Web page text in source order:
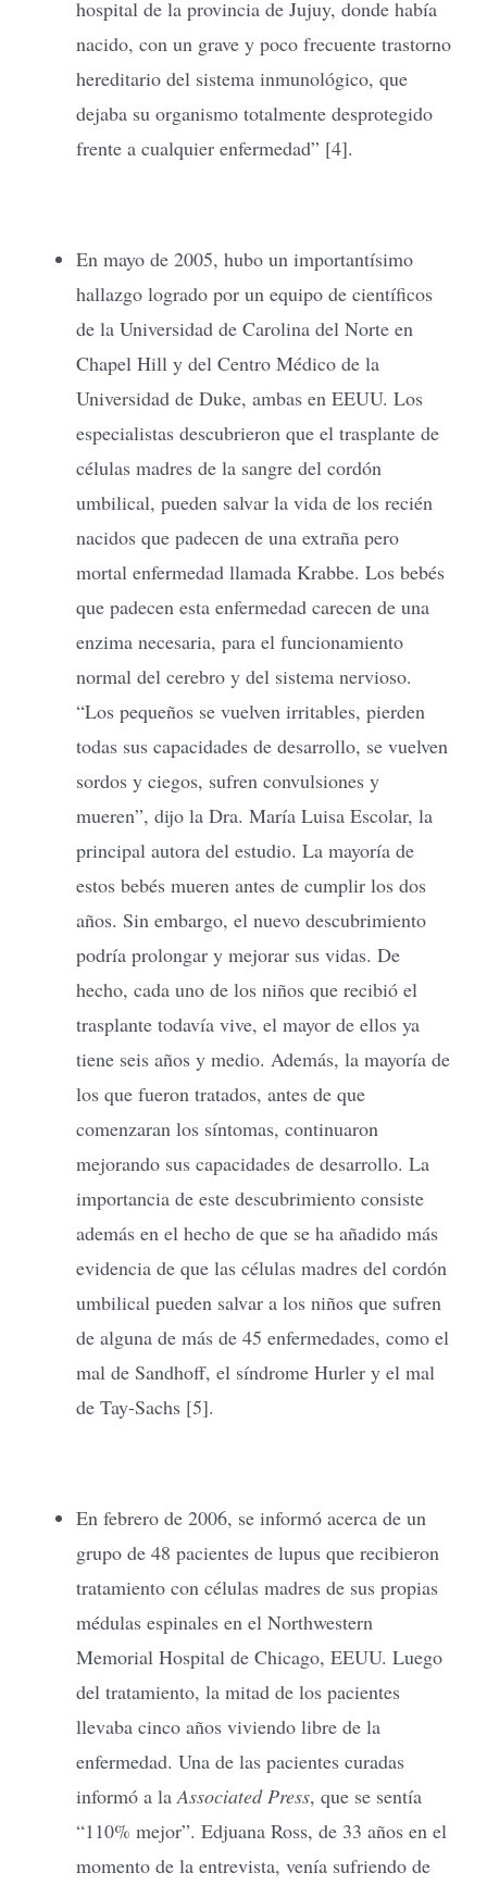
hospital de la provincia de Jujuy, donde había
nacido, con un grave y poco frecuente trastorno
hereditario del sistema inmunológico, que
dejaba su organismo totalmente desprotegido
frente a cualquier enfermedad” [4].
En mayo de 2005, hubo un importantísimo
hallazgo logrado por un equipo de científicos
de la Universidad de Carolina del Norte en
Chapel Hill y del Centro Médico de la
Universidad de Duke, ambas en EEUU. Los
especialistas descubrieron que el trasplante de
células madres de la sangre del cordón
umbilical, pueden salvar la vida de los recién
nacidos que padecen de una extraña pero
mortal enfermedad llamada Krabbe. Los bebés
que padecen esta enfermedad carecen de una
enzima necesaria, para el funcionamiento
normal del cerebro y del sistema nervioso.
“Los pequeños se vuelven irritables, pierden
todas sus capacidades de desarrollo, se vuelven
sordos y ciegos, sufren convulsiones y
mueren”, dijo la Dra. María Luisa Escolar, la
principal autora del estudio. La mayoría de
estos bebés mueren antes de cumplir los dos
años. Sin embargo, el nuevo descubrimiento
podría prolongar y mejorar sus vidas. De
hecho, cada uno de los niños que recibió el
trasplante todavía vive, el mayor de ellos ya
tiene seis años y medio. Además, la mayoría de
los que fueron tratados, antes de que
comenzaran los síntomas, continuaron
mejorando sus capacidades de desarrollo. La
importancia de este descubrimiento consiste
además en el hecho de que se ha añadido más
evidencia de que las células madres del cordón
umbilical pueden salvar a los niños que sufren
de alguna de más de 45 enfermedades, como el
mal de Sandhoff, el síndrome Hurler y el mal
de Tay-Sachs [5].
En febrero de 2006, se informó acerca de un
grupo de 48 pacientes de lupus que recibieron
tratamiento con células madres de sus propias
médulas espinales en el Northwestern
Memorial Hospital de Chicago, EEUU. Luego
del tratamiento, la mitad de los pacientes
llevaba cinco años viviendo libre de la
enfermedad. Una de las pacientes curadas
informó a la Associated Press, que se sentía
“110% mejor”. Edjuana Ross, de 33 años en el
momento de la entrevista, venía sufriendo de